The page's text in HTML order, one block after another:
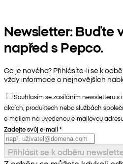
Newsletter: Buďte
napřed s Pepco.
Co je nového? Přihlásíte-li se k
vždy informace o nejnovějších
Souhlasím se zasíláním newsletteru
akcích, produktech nebo službách
e-mailem na uvedenou e-mailovou
Zadejte svůj e-mail *
Přihlásit se k odběru